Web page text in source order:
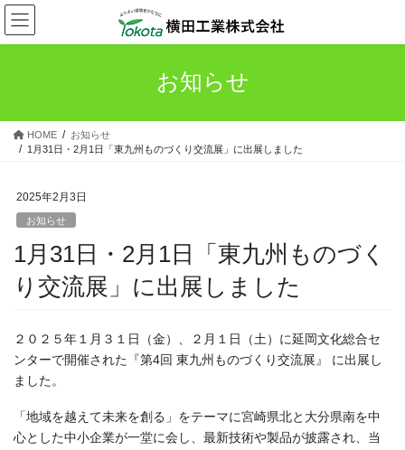
コ
ン
テ
ス
ナ
ビ
ゲ
ン
お知らせ
HOME
お知らせ
1月31日・2月1日「東九州ものづくり交流展」に出展しました
2025年2月3日
お知らせ
1月31日・2月1日「東九州ものづく
り交流展」に出展しました
２０２５年１月３１日（金）、２月１日（土）に延岡文化総合セ
ンターで開催された『第4回 東九州ものづくり交流展』 に出展し
ました。
「地域を越えて未来を創る」をテーマに宮崎県北と大分県南を中
心とした中小企業が一堂に会し、最新技術や製品が披露され、当